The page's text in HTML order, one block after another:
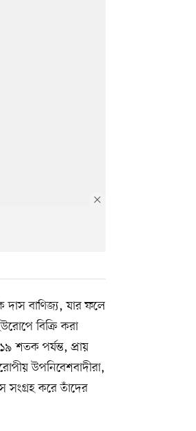
দাস বাণিজ্য, যার ফলে
বিক্রি করা
শতক পর্যন্ত, প্রায়
উপনিবেশবাদীরা,
সংগ্রহ করে তাঁদের